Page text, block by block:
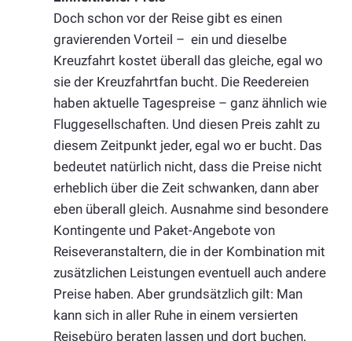
Doch schon vor der Reise gibt es einen
gravierenden Vorteil – ein und dieselbe
Kreuzfahrt kostet überall das gleiche, egal wo
sie der Kreuzfahrtfan bucht. Die Reedereien
haben aktuelle Tagespreise – ganz ähnlich wie
Fluggesellschaften. Und diesen Preis zahlt zu
diesem Zeitpunkt jeder, egal wo er bucht. Das
bedeutet natürlich nicht, dass die Preise nicht
erheblich über die Zeit schwanken, dann aber
eben überall gleich. Ausnahme sind besondere
Kontingente und Paket-Angebote von
Reiseveranstaltern, die in der Kombination mit
zusätzlichen Leistungen eventuell auch andere
Preise haben. Aber grundsätzlich gilt: Man
kann sich in aller Ruhe in einem versierten
Reisebüro beraten lassen und dort buchen,